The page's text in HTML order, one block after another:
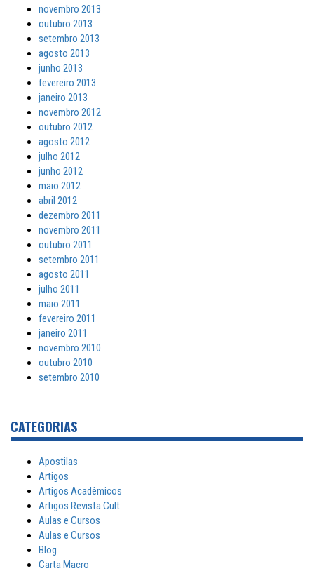
novembro 2013
outubro 2013
setembro 2013
agosto 2013
junho 2013
fevereiro 2013
janeiro 2013
novembro 2012
outubro 2012
agosto 2012
julho 2012
junho 2012
maio 2012
abril 2012
dezembro 2011
novembro 2011
outubro 2011
setembro 2011
agosto 2011
julho 2011
maio 2011
fevereiro 2011
janeiro 2011
novembro 2010
outubro 2010
setembro 2010
CATEGORIAS
Apostilas
Artigos
Artigos Acadêmicos
Artigos Revista Cult
Aulas e Cursos
Aulas e Cursos
Blog
Carta Macro